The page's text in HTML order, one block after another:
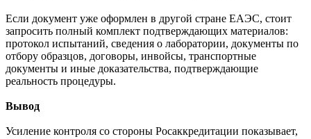
Если документ уже оформлен в другой стране ЕАЭС, стоит
запросить полный комплект подтверждающих материалов:
протокол испытаний, сведения о лаборатории, документы по
отбору образцов, договоры, инвойсы, транспортные
документы и иные доказательства, подтверждающие
реальность процедуры.
Вывод
Усиление контроля со стороны Росаккредитации показывает,